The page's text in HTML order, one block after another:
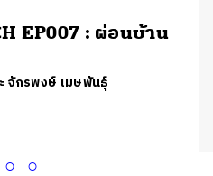
EP007 : ผ่อนบ้าน
จักรพงษ์ เมษพันธุ์